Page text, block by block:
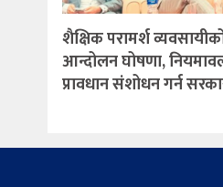
शैक्षिक परामर्श
आन्दोलन घोषणा,
प्रावधान संशोधन गर्न